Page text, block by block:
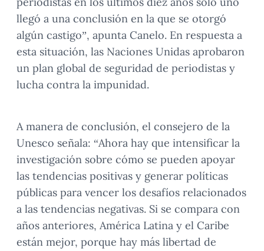
llegó a una conclusión en la que se otorgó
algún castigo”, apunta Canelo. En respuesta a
esta situación, las Naciones Unidas aprobaron
un plan global de seguridad de periodistas y
lucha contra la impunidad.
A manera de conclusión, el consejero de la
Unesco señala: “Ahora hay que intensificar la
investigación sobre cómo se pueden apoyar
las tendencias positivas y generar políticas
públicas para vencer los desafíos relacionados
a las tendencias negativas. Si se compara con
años anteriores, América Latina y el Caribe
están mejor, porque hay más libertad de